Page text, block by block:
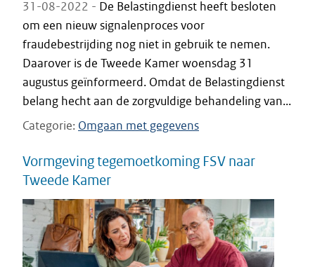
31-08-2022 - De Belastingdienst heeft besloten
om een nieuw signalenproces voor
fraudebestrijding nog niet in gebruik te nemen.
Daarover is de Tweede Kamer woensdag 31
augustus geïnformeerd. Omdat de Belastingdienst
belang hecht aan de zorgvuldige behandeling van...
Categorie Omgaan met gegevens
Vormgeving tegemoetkoming FSV naar
Tweede Kamer